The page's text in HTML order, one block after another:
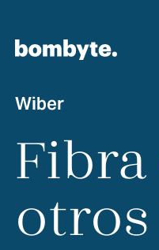
Wiber
Fibra
otros